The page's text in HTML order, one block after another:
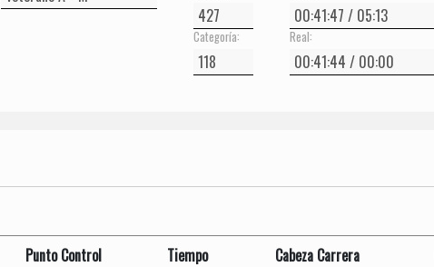
Categoría: Real:
Punto Control Tiempo Cabeza Carrera